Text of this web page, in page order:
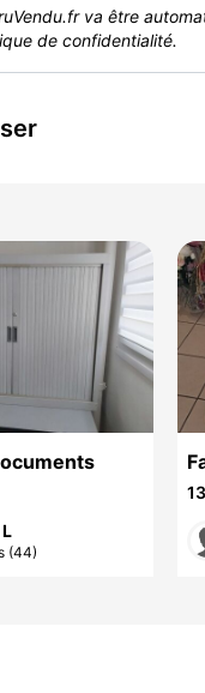
va être
de confidentialité.
(44)